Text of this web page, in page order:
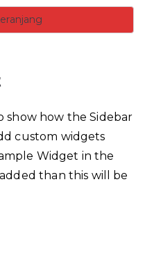
show how the Sidebar
custom widgets
Widget in the
than this will be